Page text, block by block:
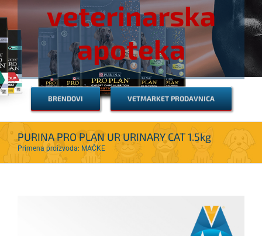
veterinarska
apoteka
BRENDOVI VETMARKET PRODAVNICA
PURINA PRO PLAN UR URINARY CAT 1.5kg
Primena proizvoda: MAČKE